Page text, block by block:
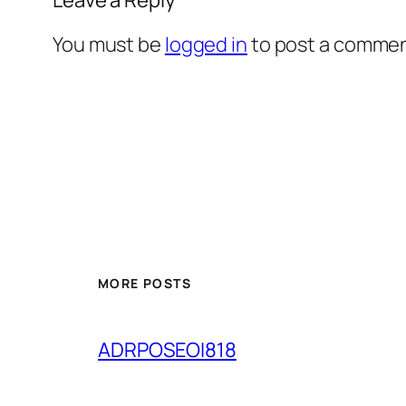
You must be logged into post a
MORE POSTS
ADRPOSEOI818